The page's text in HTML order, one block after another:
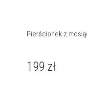
Pierścionek z
199 zł